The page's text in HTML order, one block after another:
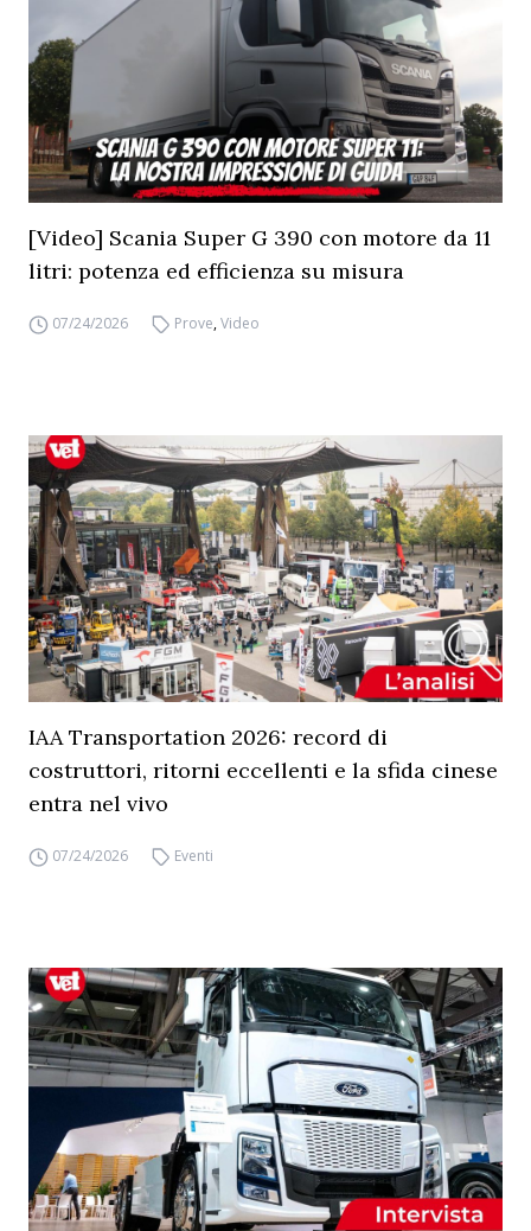
[Video] Scania Super G 390 con motore da 11
litri: potenza ed efficienza su misura
07/24/2026 Prove,Video
IAA Transportation 2026: record di
costruttori, ritorni eccellenti e la sfida cinese
entra nel vivo
07/24/2026 Eventi